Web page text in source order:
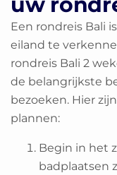
Een rondreis Bali
eiland te
rondreis Bali 2
de belangrijkste
bezoeken. Hier
plannen:
Begin in het
badplaatsen